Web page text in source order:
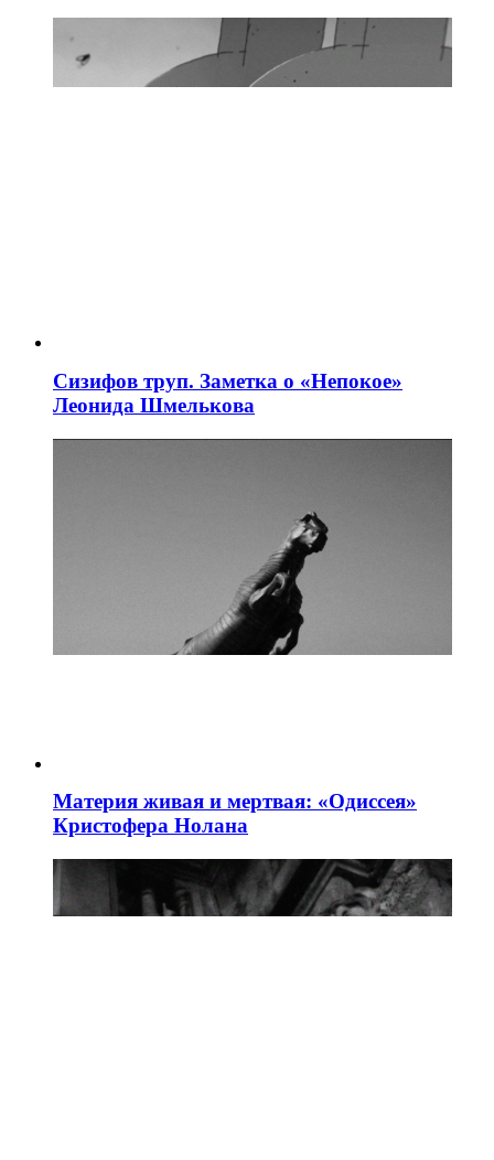
Сизифов труп. Заметка о «Непокое»
Леонида Шмелькова
Материя живая и мертвая: «Одиссея»
Кристофера Нолана